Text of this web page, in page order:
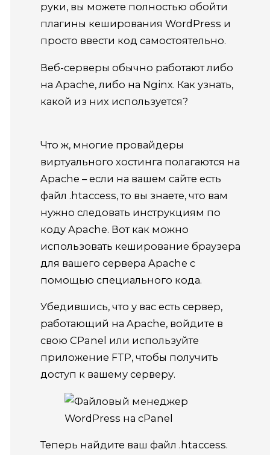
руки, вы можете полностью обойти
плагины кеширования WordPress и
просто ввести код самостоятельно.
Веб-серверы обычно работают либо
на Apache, либо на Nginx. Как узнать,
какой из них используется?
Что ж, многие провайдеры
виртуального хостинга полагаются на
Apache – если на вашем сайте есть
файл .htaccess, то вы знаете, что вам
нужно следовать инструкциям по
коду Apache. Вот как можно
использовать кеширование браузера
для вашего сервера Apache с
помощью специального кода.
Убедившись, что у вас есть сервер,
работающий на Apache, войдите в
свою CPanel или используйте
приложение FTP, чтобы получить
доступ к вашему серверу.
Теперь найдите ваш файл .htaccess.